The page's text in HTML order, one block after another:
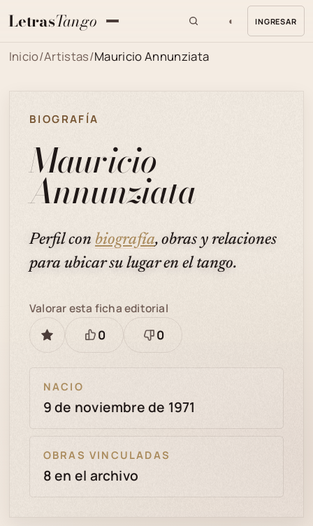
LetrasTango ◐ INGRESAR
Inicio/Artistas/Mauricio Annunziata
BIOGRAFÍA
Mauricio
Annunziata
Perfil con biografía, obras y relaciones
para ubicar su lugar en el tango.
GUARDAR
Valorar esta ficha editorial
Está
0
Necesita
0
NACIO
9 de noviembre de 1971
OBRAS VINCULADAS
8 en el archivo